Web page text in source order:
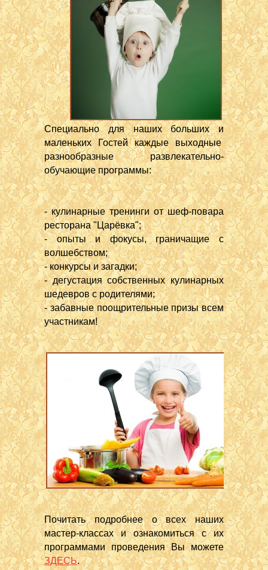
Специально для наших больших и
маленьких Гостей каждые выходные
разнообразные развлекательно-
обучающие программы:
- кулинарные тренинги от шеф-повара
ресторана "Царёвка";
- опыты и фокусы, граничащие с
волшебством;
- конкурсы и загадки;
- дегустация собственных кулинарных
шедевров с родителями;
- забавные поощрительные призы всем
участникам!
Почитать подробнее о всех наших
мастер-классах и ознакомиться с их
программами проведения Вы можете
ЗДЕСЬ.